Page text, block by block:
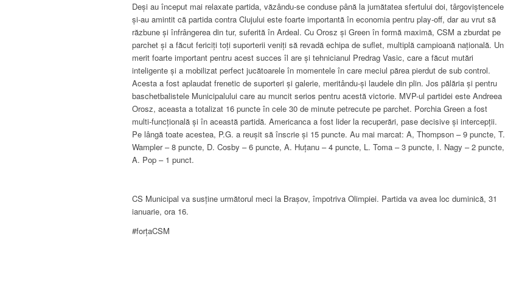
Deși au început mai relaxate partida, văzându-se conduse până la jumătatea sfertului doi, târgoviștencele
și-au amintit că partida contra Clujului este foarte importantă în economia pentru play-off, dar au vrut să
răzbune și înfrângerea din tur, suferită în Ardeal. Cu Orosz și Green în formă maximă, CSM a zburdat pe
parchet și a făcut fericiți toți suporterii veniți să revadă echipa de suflet, multiplă campioană națională. Un
merit foarte important pentru acest succes îl are și tehnicianul Predrag Vasic, care a făcut mutări
inteligente și a mobilizat perfect jucătoarele în momentele în care meciul părea pierdut de sub control.
Acesta a fost aplaudat frenetic de suporteri și galerie, meritându-și laudele din plin. Jos pălăria și pentru
baschetbalistele Municipalului care au muncit serios pentru acestă victorie. MVP-ul partidei este Andreea
Orosz, aceasta a totalizat 16 puncte în cele 30 de minute petrecute pe parchet. Porchia Green a fost
multi-funcțională și în această partidă. Americanca a fost lider la recuperări, pase decisive și intercepții.
Pe lângă toate acestea, P.G. a reușit să înscrie și 15 puncte. Au mai marcat: A, Thompson – 9 puncte, T.
Wampler – 8 puncte, D. Cosby – 6 puncte, A. Huțanu – 4 puncte, L. Toma – 3 puncte, I. Nagy – 2 puncte,
A. Pop – 1 punct.
CS Municipal va susține următorul meci la Brașov, împotriva Olimpiei. Partida va avea loc duminică, 31
ianuarie, ora 16.
#forțaCSM